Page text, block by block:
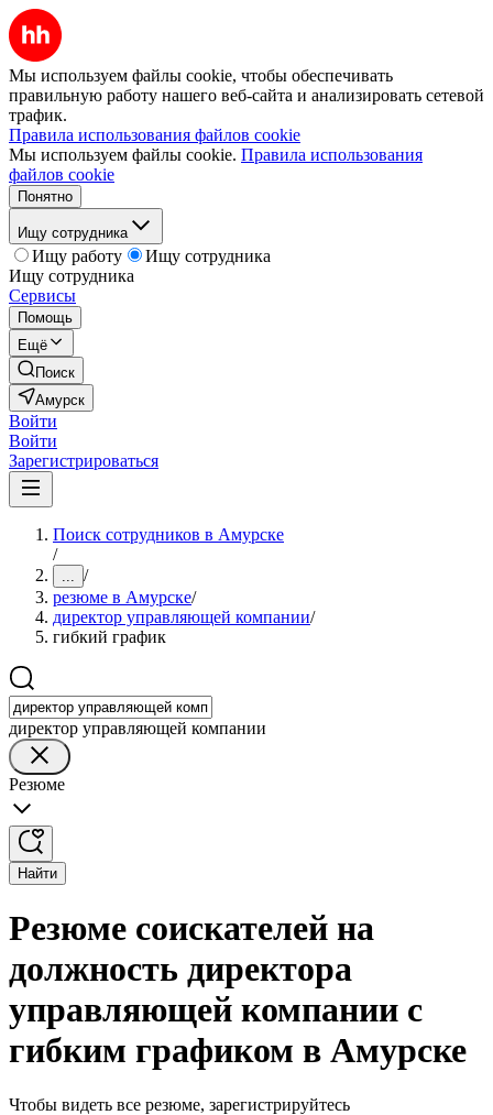
Мы используем файлы cookie, чтобы обеспечивать
правильную работу нашего веб-сайта и анализировать сетевой
трафик.
Правила использования файлов cookie
Мы используем файлы cookie. Правила использования
файлов cookie
Понятно
Ищу сотрудника
Ищу работу
Ищу сотрудника
Ищу сотрудника
Сервисы
Помощь
Ещё
Поиск
Амурск
Войти
Войти
Зарегистрироваться
Поиск сотрудников в Амурске
/
... /
резюме в Амурске/
директор управляющей компании/
гибкий график
директор управляющей компании
Резюме
Найти
Резюме соискателей на
должность директора
управляющей компании с
гибким графиком в Амурске
Чтобы видеть все резюме, зарегистрируйтесь